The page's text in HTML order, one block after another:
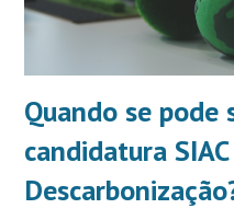
Quando se pode
candidatura